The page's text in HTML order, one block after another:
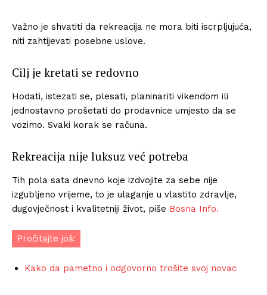
Važno je shvatiti da rekreacija ne mora biti iscrpljujuća,
niti zahtijevati posebne uslove.
Cilj je kretati se redovno
Hodati, istezati se, plesati, planinariti vikendom ili
jednostavno prošetati do prodavnice umjesto da se
vozimo. Svaki korak se računa.
Rekreacija nije luksuz već potreba
Tih pola sata dnevno koje izdvojite za sebe nije
izgubljeno vrijeme, to je ulaganje u vlastito zdravlje,
dugovječnost i kvalitetniji život, piše Bosna Info.
Pročitajte još:
Kako da pametno i odgovorno trošite svoj novac